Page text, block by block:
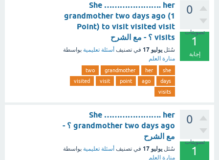
0
تصويتات
1
إجابة
She …………………. her
grandmother two days ago (1
Point) to visit visited visit
visits ؟ - مع الشرح
سُئل يوليو 17 في تصنيف أسئلة تعليمية بواسطة
منارة العلم
she
her
grandmother
two
days
ago
point
visit
visited
visits
0
تصويتات
1
She …………………. her
grandmother two days ago ؟ -
مع الشرح
سُئل يوليو 17 في تصنيف أسئلة تعليمية بواسطة
منارة العلم